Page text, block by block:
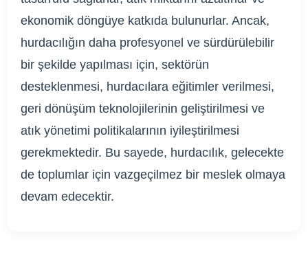
ekonomik döngüye katkıda bulunurlar. Ancak,
hurdacılığın daha profesyonel ve sürdürülebilir
bir şekilde yapılması için, sektörün
desteklenmesi, hurdacılara eğitimler verilmesi,
geri dönüşüm teknolojilerinin geliştirilmesi ve
atık yönetimi politikalarının iyileştirilmesi
gerekmektedir. Bu sayede, hurdacılık, gelecekte
de toplumlar için vazgeçilmez bir meslek olmaya
devam edecektir.